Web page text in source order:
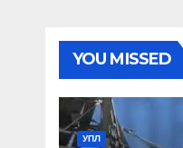
YOU MISSED
УПЛ